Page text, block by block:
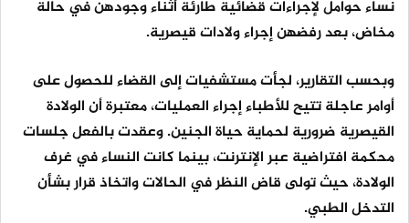
نساء حوامل لإجراءات قضائية طارئة أثناء وجودهن في حالة
مخاض، بعد رفضهن إجراء ولادات قيصرية.
وبحسب التقارير، لجأت مستشفيات إلى القضاء للحصول على
أوامر عاجلة تتيح للأطباء إجراء العمليات، معتبرة أن الولادة
القيصرية ضرورية لحماية حياة الجنين. وعقدت بالفعل جلسات
محكمة افتراضية عبر الإنترنت، بينما كانت النساء في غرف
الولادة، حيث تولى قاض النظر في الحالات واتخاذ قرار بشأن
التدخل الطبي.